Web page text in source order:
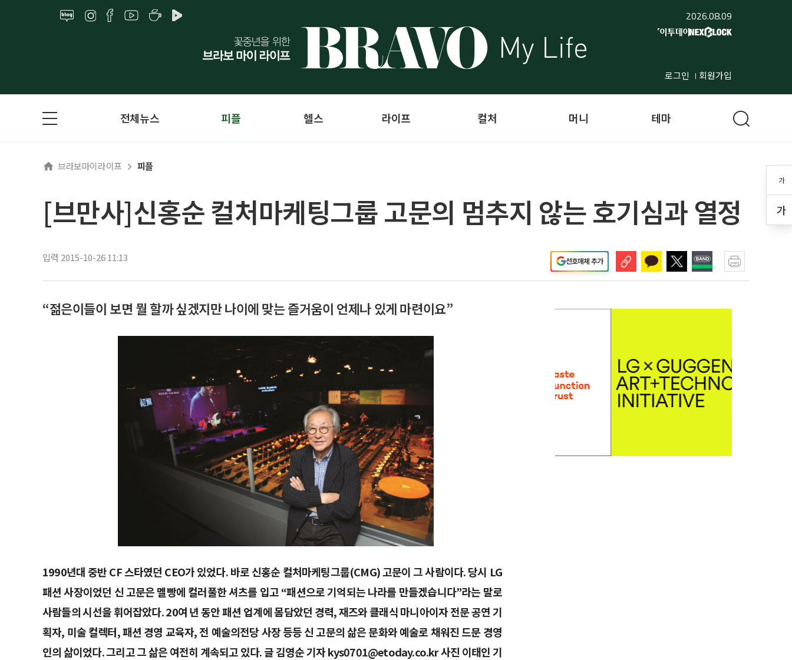
2026.08.09
로그인 회원가입
가
가
전체뉴스 피플 헬스 라이프 컬처 머니 테마
브라보마이라이프 피플
[브만사]신홍순 컬처마케팅그룹 고문의 멈추지 않는 호기심과 열정
입력 2015-10-26 11:13 선호매체 추가
“젊은이들이 보면 뭘 할까 싶겠지만 나이에 맞는 즐거움이 언제나 있게 마련이요”
1990년대 중반 CF 스타였던 CEO가 있었다. 바로 신홍순 컬처마케팅그룹(CMG) 고문이 그 사람이다. 당시 LG
패션 사장이었던 신 고문은 멜빵에 컬러풀한 셔츠를 입고 “패션으로 기억되는 나라를 만들겠습니다”라는 말로
사람들의 시선을 휘어잡았다. 20여 년 동안 패션 업계에 몸담았던 경력, 재즈와 클래식 마니아이자 전문 공연 기
획자, 미술 컬렉터, 패션 경영 교육자, 전 예술의전당 사장 등등 신 고문의 삶은 문화와 예술로 채워진 드문 경영
인의 삶이었다. 그리고 그 삶은 여전히 계속되고 있다. 글 김영순 기자 kys0701@etoday.co.kr 사진 이태인 기